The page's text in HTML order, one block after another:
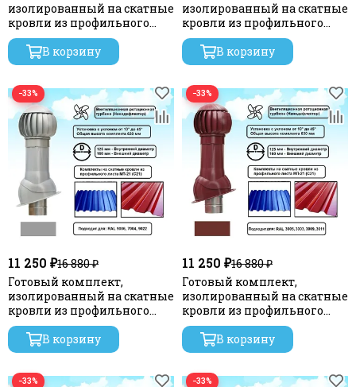
изолированный на скатные
кровли из профильного
листа МП-21 (С21) d 125/160
мм, цвет черный RAL 9005,
серия Twister
В корзину
изолированный на скатные
кровли из профильного
листа МП-21 (С21) d 125/160
мм, цвет серый графит RAL
7024, серия Twister
В корзину
−33%
11 250 ₽16 880 ₽
Готовый комплект,
изолированный на скатные
кровли из профильного
листа МП-21 (С21) d 125/160
мм, цвет серебристый RAL
9022, серия Twister
В корзину
−33%
11 250 ₽16 880 ₽
Готовый комплект,
изолированный на скатные
кровли из профильного
листа МП-21 (С21) d 125/160
мм, цвет бордовый RAL
3009, серия Twister
В корзину
−33% −33%